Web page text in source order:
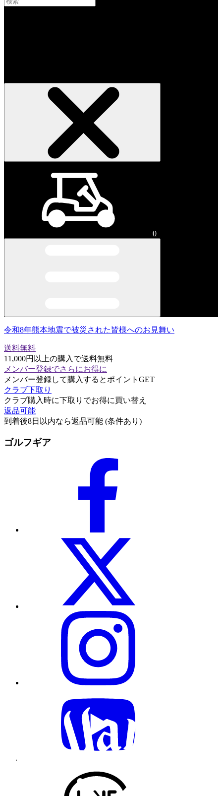
0
令和8年熊本地震で被災された皆様へのお見舞い
送料無料
11,000円以上の購入で送料無料
メンバー登録でさらにお得に
メンバー登録して購入するとポイントGET
クラブ下取り
クラブ購入時に下取りでお得に買い替え
返品可能
到着後8日以内なら返品可能 (条件あり)
ゴルフギア